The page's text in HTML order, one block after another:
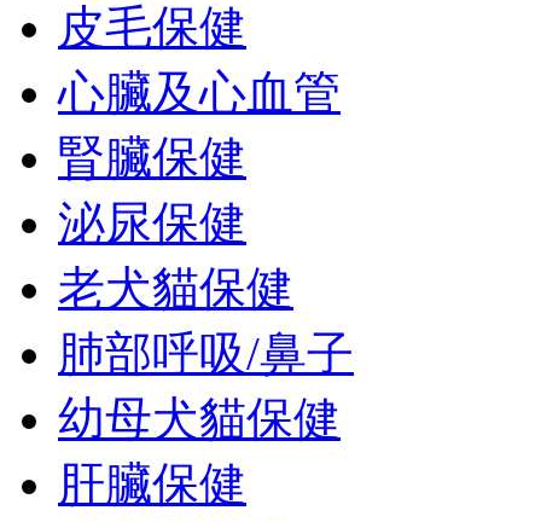
皮毛保健
心臟及心血管
腎臟保健
泌尿保健
老犬貓保健
肺部呼吸/鼻子
幼母犬貓保健
肝臟保健